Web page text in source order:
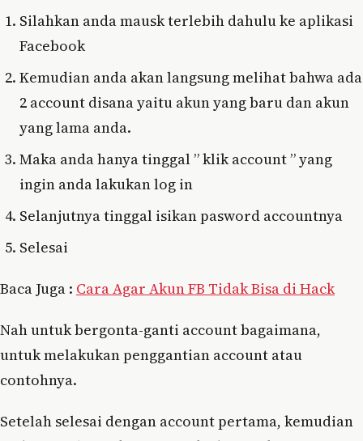
Silahkan anda mausk terlebih dahulu ke aplikasi
Facebook
Kemudian anda akan langsung melihat bahwa ada
2 account disana yaitu akun yang baru dan akun
yang lama anda.
Maka anda hanya tinggal ” klik account ” yang
ingin anda lakukan log in
Selanjutnya tinggal isikan pasword accountnya
Selesai
Baca Juga : Cara Agar Akun FB Tidak Bisa di Hack
Nah untuk bergonta-ganti account bagaimana,
untuk melakukan penggantian account atau
contohnya.
Setelah selesai dengan account pertama, kemudian